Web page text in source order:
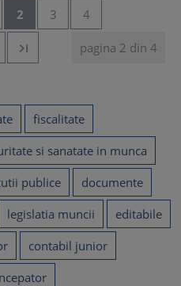
2 3 4
pagina 2 din 4

fiscalitate
si sanatate in munca
publice
documente
legislatia muncii
editabile
contabil junior